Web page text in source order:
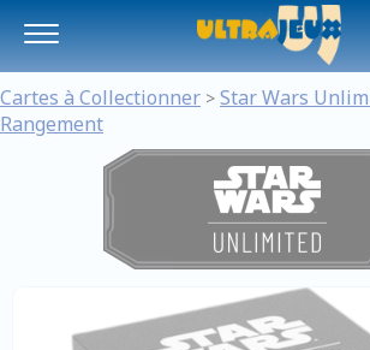
Cartes à Collectionner > Star Wars
Rangement